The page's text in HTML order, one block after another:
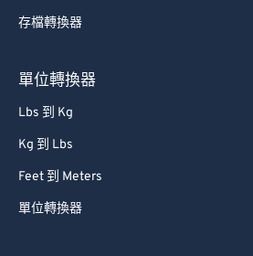
存檔轉換器
單位轉換器
Lbs 到 Kg
Kg 到 Lbs
Feet 到 Meters
單位轉換器